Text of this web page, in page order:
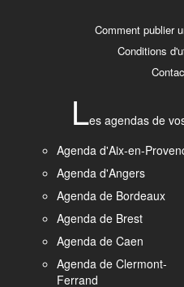
Comment publier
Conditions
Les agendas de
Agenda d'Aix-en-
Agenda d'Angers
Agenda de Bordeaux
Agenda de Brest
Agenda de Caen
Agenda de Clermont-
Ferrand